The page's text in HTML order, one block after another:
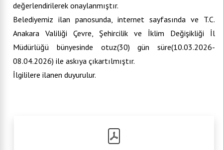
değerlendirilerek onaylanmıştır.
Belediyemiz ilan panosunda, internet sayfasında ve T.C.
Anakara Valiliği Çevre, Şehircilik ve İklim Değişikliği İl
Müdürlüğü bünyesinde otuz(30) gün süre(10.03.2026-
08.04.2026) ile askıya çıkartılmıştır.
İlgililere ilanen duyurulur.